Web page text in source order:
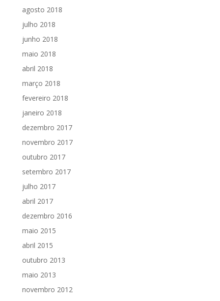
agosto 2018
julho 2018
junho 2018
maio 2018
abril 2018
março 2018
fevereiro 2018
janeiro 2018
dezembro 2017
novembro 2017
outubro 2017
setembro 2017
julho 2017
abril 2017
dezembro 2016
maio 2015
abril 2015
outubro 2013
maio 2013
novembro 2012